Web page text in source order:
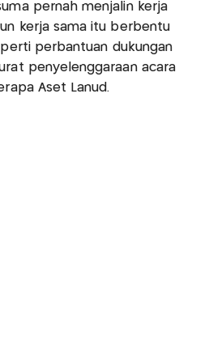
pernah menjalin kerja
kerja sama itu berbentu
perbantuan dukungan
penyelenggaraan acara
Aset Lanud.